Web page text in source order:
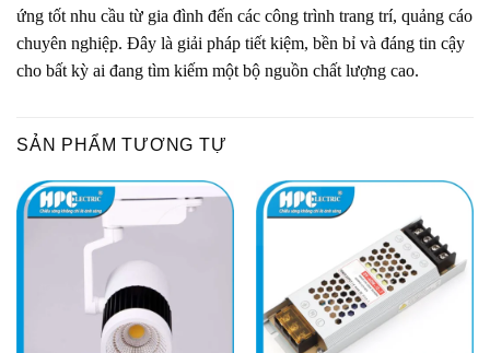
ứng tốt nhu cầu từ gia đình đến các công trình trang trí, quảng cáo
chuyên nghiệp. Đây là giải pháp tiết kiệm, bền bỉ và đáng tin cậy
cho bất kỳ ai đang tìm kiếm một bộ nguồn chất lượng cao.
SẢN PHẨM TƯƠNG TỰ